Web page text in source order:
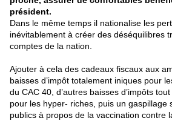
président.
Dans le même temps il nationalise les
inévitablement à créer des déséquilibres
comptes de la nation.
Ajouter à cela des cadeaux fiscaux aux
baisses d’impôt totalement iniques pour
du CAC 40, d’autres baisses d’impôts
pour les hyper- riches, puis un gaspillage
publics à propos de la vaccination contre